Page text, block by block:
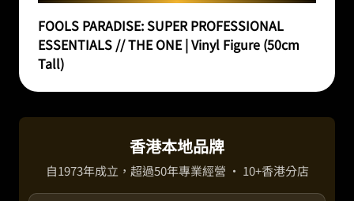
FOOLS PARADISE: SUPER PROFESSIONAL
ESSENTIALS // THE ONE | Vinyl Figure (50cm
Tall)
香港本地品牌
自1973年成立，超過50年專業經營 · 10+香港分店